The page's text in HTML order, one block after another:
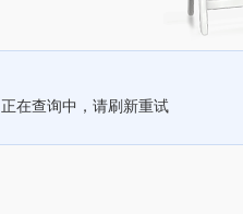
正在查询中，请刷新重试